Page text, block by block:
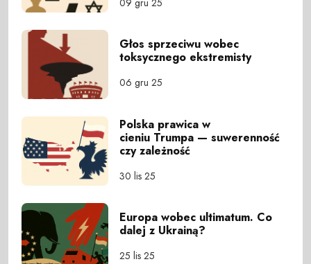
Głos sprzeciwu wobec
toksycznego ekstremisty
06 gru 25
Polska prawica w
cieniu Trumpa — suwerenność
czy zależność
30 lis 25
Europa wobec ultimatum. Co
dalej z Ukrainą?
25 lis 25